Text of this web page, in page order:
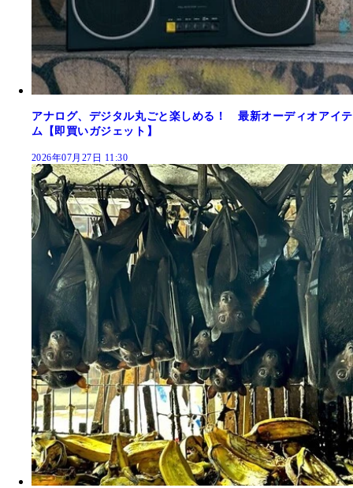
アナログ、デジタル丸ごと楽しめる！ 最新オーディオアイテ
ム【即買いガジェット】
2026年07月27日 11:30